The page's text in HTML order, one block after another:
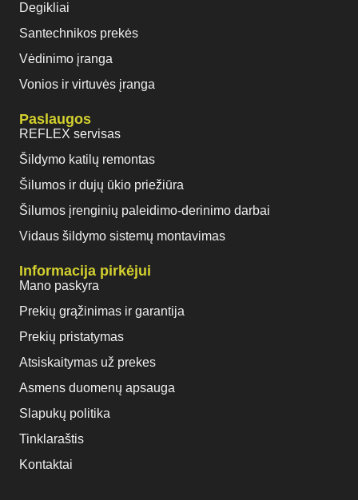
Degikliai
Santechnikos prekės
Vėdinimo įranga
Vonios ir virtuvės įranga
Paslaugos
REFLEX servisas
Šildymo katilų remontas
Šilumos ir dujų ūkio priežiūra
Šilumos įrenginių paleidimo-derinimo darbai
Vidaus šildymo sistemų montavimas
Informacija pirkėjui
Mano paskyra
Prekių grąžinimas ir garantija
Prekių pristatymas
Atsiskaitymas už prekes
Asmens duomenų apsauga
Slapukų politika
Tinklaraštis
Kontaktai